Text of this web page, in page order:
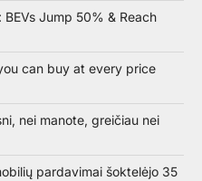
BEVs Jump 50% & Reach
can buy at every price
nei manote, greičiau nei
pardavimai šoktelėjo 35